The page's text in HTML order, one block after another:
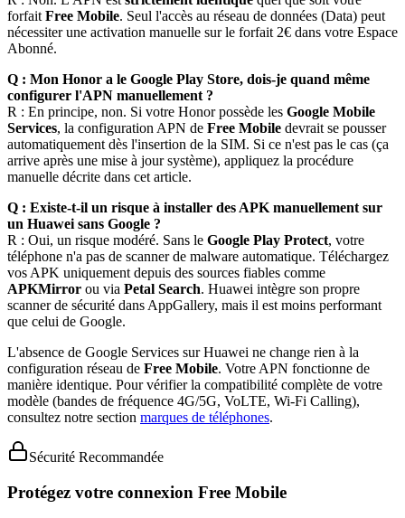
forfait Free Mobile. Seul l'accès au réseau de données (Data) peut
nécessiter une activation manuelle sur le forfait 2€ dans votre Espace
Abonné.
Q : Mon Honor a le Google Play Store, dois-je quand même
configurer l'APN manuellement ?
R : En principe, non. Si votre Honor possède les Google Mobile
Services, la configuration APN de Free Mobile devrait se pousser
automatiquement dès l'insertion de la SIM. Si ce n'est pas le cas (ça
arrive après une mise à jour système), appliquez la procédure
manuelle décrite dans cet article.
Q : Existe-t-il un risque à installer des APK manuellement sur
un Huawei sans Google ?
R : Oui, un risque modéré. Sans le Google Play Protect, votre
téléphone n'a pas de scanner de malware automatique. Téléchargez
vos APK uniquement depuis des sources fiables comme
APKMirror ou via Petal Search. Huawei intègre son propre
scanner de sécurité dans AppGallery, mais il est moins performant
que celui de Google.
L'absence de Google Services sur Huawei ne change rien à la
configuration réseau de Free Mobile. Votre APN fonctionne de
manière identique. Pour vérifier la compatibilité complète de votre
modèle (bandes de fréquence 4G/5G, VoLTE, Wi-Fi Calling),
consultez notre section marques de téléphones.
Sécurité Recommandée
Protégez votre connexion Free Mobile